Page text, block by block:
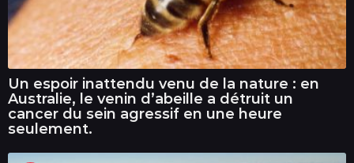
Un espoir inattendu venu de la nature : en
Australie, le venin d’abeille a détruit un
cancer du sein agressif en une heure
seulement.